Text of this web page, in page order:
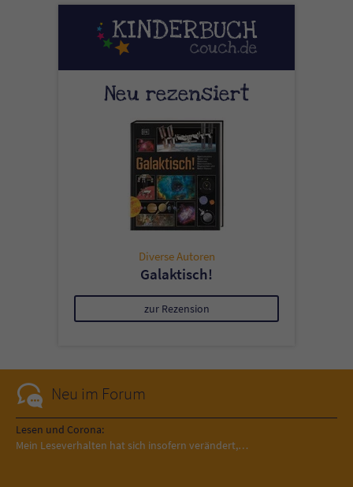
Neu rezensiert
Diverse Autoren
Galaktisch!
zur Rezension
Neu im Forum
Lesen und Corona:
Mein Leseverhalten hat sich insofern verändert,…